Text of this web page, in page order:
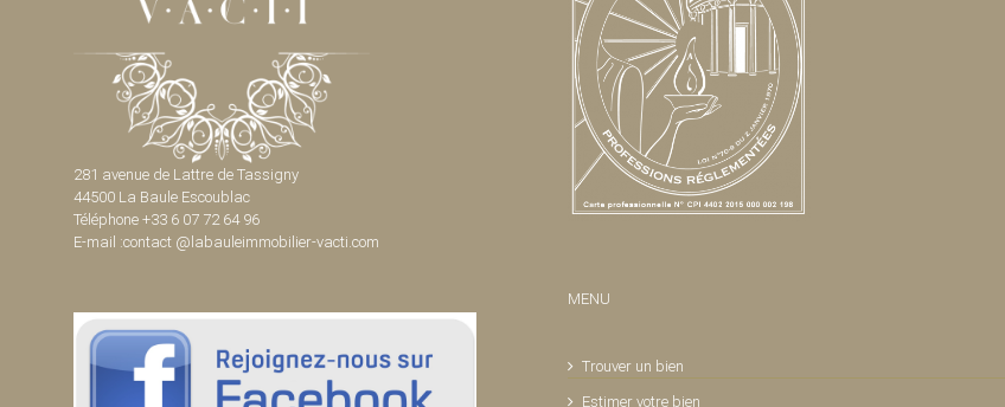
281 avenue de Lattre de Tassigny
44500 La Baule Escoublac
Téléphone +33 6 07 72 64 96
E-mail :contact @labauleimmobilier-vacti.com
MENU
Trouver un bien
Estimer votre bien